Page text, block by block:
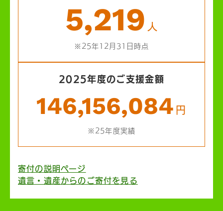
5,219 人
※25年12月31日時点
2025年度のご支援金額
146,156,084 円
※25年度実績
寄付の説明ページ
遺言・遺産からのご寄付を見る